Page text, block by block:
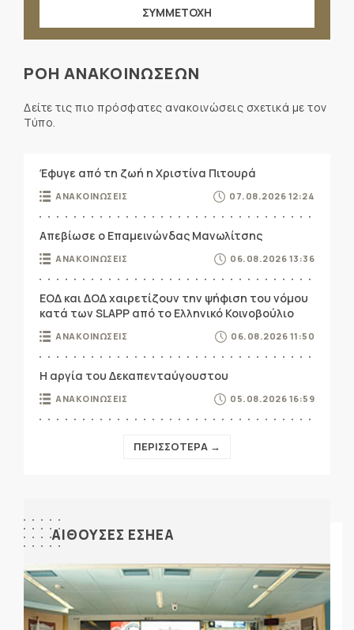
ΣΥΜΜΕΤΟΧΗ
ΡΟΗ ΑΝΑΚΟΙΝΩΣΕΩΝ
Δείτε τις πιο πρόσφατες ανακοινώσεις σχετικά με τον
Τύπο.
Έφυγε από τη ζωή η Χριστίνα Πιτουρά
ΑΝΑΚΟΙΝΩΣΕΙΣ 07.08.2026 12:24
Απεβίωσε ο Επαμεινώνδας Μανωλίτσης
ΑΝΑΚΟΙΝΩΣΕΙΣ 06.08.2026 13:36
ΕΟΔ και ΔΟΔ χαιρετίζουν την ψήφιση του νόμου
κατά των SLAPP από το Ελληνικό Κοινοβούλιο
ΑΝΑΚΟΙΝΩΣΕΙΣ 06.08.2026 11:50
Η αργία του Δεκαπενταύγουστου
ΑΝΑΚΟΙΝΩΣΕΙΣ 05.08.2026 16:59
ΠΕΡΙΣΣΟΤΕΡΑ →
ΑΙΘΟΥΣΕΣ ΕΣΗΕΑ